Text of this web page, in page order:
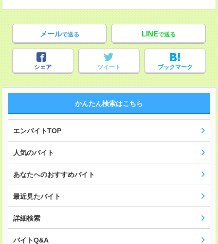
メールで送る LINEで送る
シェア ツイート ブックマーク
かんたん検索はこちら
エンバイトTOP
人気のバイト
あなたへのおすすめバイト
最近見たバイト
詳細検索
バイトQ&A